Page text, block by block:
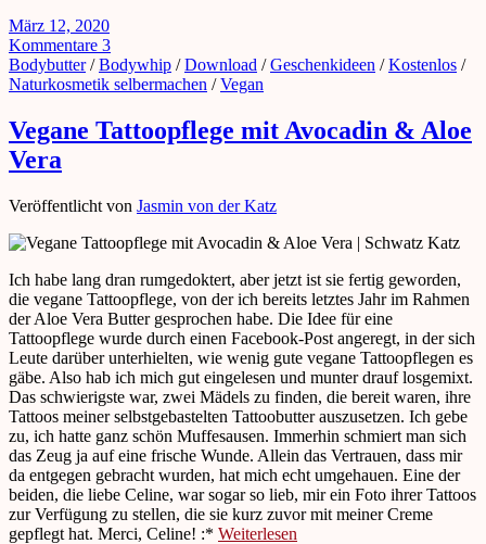
März 12, 2020
Kommentare 3
Bodybutter/Bodywhip /Download /Geschenkideen /Kostenlos /
Naturkosmetik selbermachen /Vegan
Vegane Tattoopflege mit Avocadin & Aloe
Vera
Veröffentlicht von Jasmin von der Katz
Ich habe lang dran rumgedoktert, aber jetzt ist sie fertig geworden,
die vegane Tattoopflege, von der ich bereits letztes Jahr im Rahmen
der Aloe Vera Butter gesprochen habe. Die Idee für eine
Tattoopflege wurde durch einen Facebook-Post angeregt, in der sich
Leute darüber unterhielten, wie wenig gute vegane Tattoopflegen es
gäbe. Also hab ich mich gut eingelesen und munter drauf losgemixt.
Das schwierigste war, zwei Mädels zu finden, die bereit waren, ihre
Tattoos meiner selbstgebastelten Tattoobutter auszusetzen. Ich gebe
zu, ich hatte ganz schön Muffesausen. Immerhin schmiert man sich
das Zeug ja auf eine frische Wunde. Allein das Vertrauen, dass mir
da entgegen gebracht wurden, hat mich echt umgehauen. Eine der
beiden, die liebe Celine, war sogar so lieb, mir ein Foto ihrer Tattoos
zur Verfügung zu stellen, die sie kurz zuvor mit meiner Creme
gepflegt hat. Merci, Celine! :* Weiterlesen